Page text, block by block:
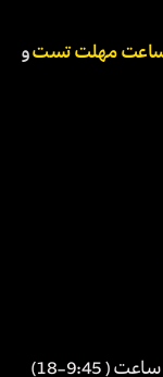
و
9:45-18)